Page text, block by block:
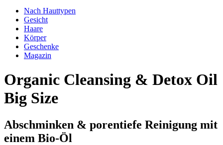
Nach Hauttypen
Gesicht
Haare
Körper
Geschenke
Magazin
Organic Cleansing & Detox Oil
Big Size
Abschminken & porentiefe Reinigung mit
einem Bio-Öl